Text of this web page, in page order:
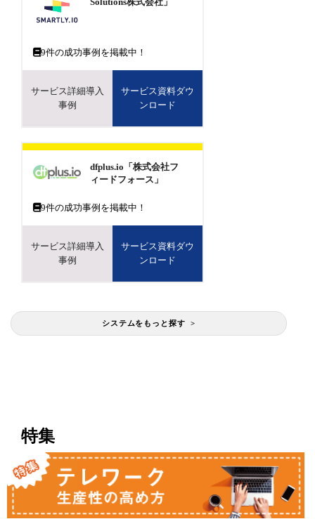
9件の成功事例を掲載中！
サービス詳細導入
事例
サービス資料ダウ
ンロード
dfplus.io「株式会社フ
ィードフォース」
9件の成功事例を掲載中！
サービス詳細導入
事例
サービス資料ダウ
ンロード
システムをもっと探す >
特集